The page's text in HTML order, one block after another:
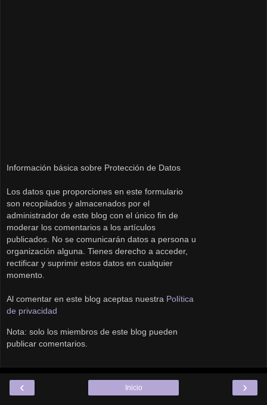
Información básica sobre Protección de Datos
Los datos que proporciones en este formulario
son recopilados y almacenados por el
administrador de este blog con el único fin de
moderar los comentarios a los artículos
publicados. No se comunicarán datos a persona u
organización alguna. Tienes derecho a acceder,
rectificar y suprimir estos datos en cualquier
momento.
Al comentar en este blog aceptas nuestra Política
de privacidad
Nota: solo los miembros de este blog pueden
publicar comentarios.
‹ ›
Inicio